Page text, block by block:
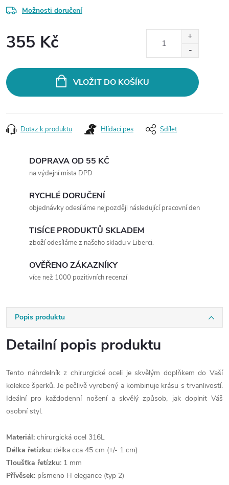
Možnosti doručení
355 Kč
VLOŽIT DO KOŠÍKU
Dotaz k produktu Hlídací pes Sdílet
DOPRAVA OD 55 KČ
na výdejní místa DPD
RYCHLÉ DORUČENÍ
objednávky odesíláme nejpozději následující pracovní den
TISÍCE PRODUKTŮ SKLADEM
zboží odesíláme z našeho skladu v Liberci.
OVĚŘENO ZÁKAZNÍKY
více než 1000 pozitivních recenzí
Popis produktu
Detailní popis produktu
Tento náhrdelník z chirurgické oceli je skvělým doplňkem do Vaší
kolekce šperků. Je pečlivě vyrobený a kombinuje krásu s trvanlivostí.
Ideální pro každodenní nošení a skvělý způsob, jak doplnit Váš
osobní styl.
Materiál: chirurgická ocel 316L
Délka řetízku: délka cca 45 cm (+/- 1 cm)
Tloušťka řetízku: 1 mm
Přívěsek: písmeno H elegance (typ 2)